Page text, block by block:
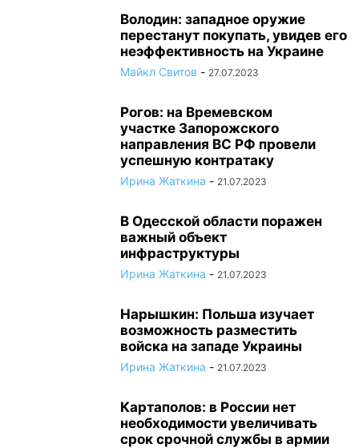
Володин: западное оружие
перестанут покупать, увидев его
неэффективность на Украине
Майкл Свитов - 27.07.2023
Рогов: на Времевском
участке Запорожского
направления ВС РФ провели
успешную контратаку
Ирина Жаткина - 21.07.2023
В Одесской области поражен
важный объект
инфраструктуры
Ирина Жаткина - 21.07.2023
Нарышкин: Польша изучает
возможность разместить
войска на западе Украины
Ирина Жаткина - 21.07.2023
Картаполов: в России нет
необходимости увеличивать
срок срочной службы в армии